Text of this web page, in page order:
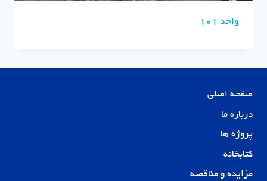
واحد 101
صفحه اصلی
درباره ما
پروژه ها
کتابخانه
مزایده و مناقصه